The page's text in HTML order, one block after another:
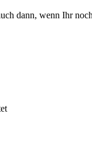
dann, wenn Ihr